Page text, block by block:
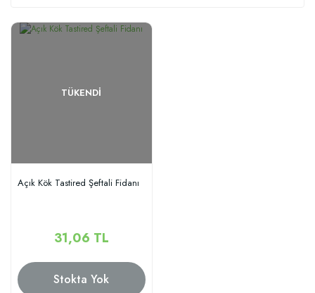
TÜKENDI
Açık Kök Tastired Şeftali Fidanı
31,06 TL
Stokta Yok